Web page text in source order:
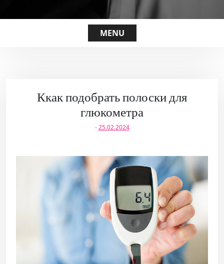
MENU
Ккак подобрать полоски для
глюкометра
-25.02.2024